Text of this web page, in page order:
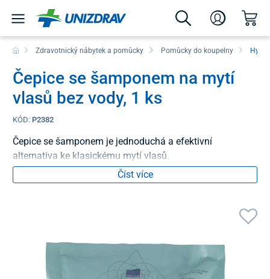
Zdravotnický nábytek a pomůcky Pomůcky do koupelny
Čepice se šamponem na mytí
vlasů bez vody, 1 ks
KÓD: P2382
Čepice se šamponem je jednoduchá a efektivní
alternativa ke klasickému mytí vlasů.
Číst více